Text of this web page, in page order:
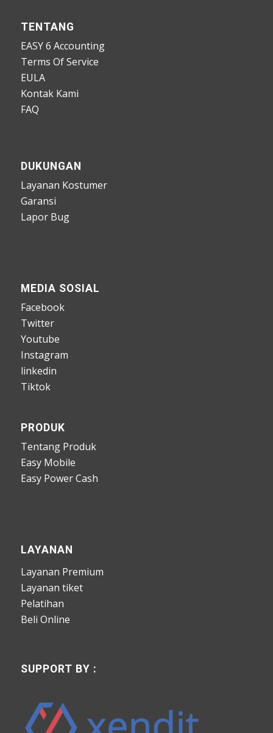
TENTANG
EASY 6 Accounting
Terms Of Service
EULA
Kontak Kami
FAQ
DUKUNGAN
Layanan Kostumer
Garansi
Lapor Bug
MEDIA SOSIAL
Facebook
Twitter
Youtube
Instagram
linkedin
Tiktok
PRODUK
Tentang Produk
Easy Mobile
Easy Power Cash
LAYANAN
Layanan Premium
Layanan tiket
Pelatihan
Beli Online
SUPPORT BY :